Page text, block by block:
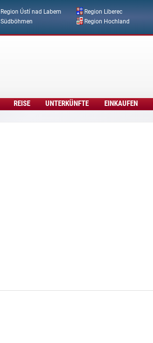
Direkt zum Inhalt
Region Ústí nad Labem Region Liberec
Südböhmen Region Hochland
REISE UNTERKÜNFTE EINKAUFEN